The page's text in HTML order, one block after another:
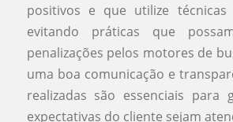
positivos e que utilize técnicas
evitando práticas que
penalizações pelos motores de
uma boa comunicação e
realizadas são essenciais para
expectativas do cliente sejam